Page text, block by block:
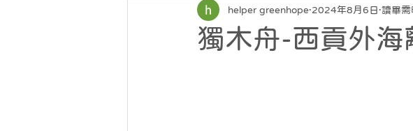
專題報導 合作夥伴 社區報 環保
獨木舟-西貢外海
helper greenhope 2024年8月6日 讀畢